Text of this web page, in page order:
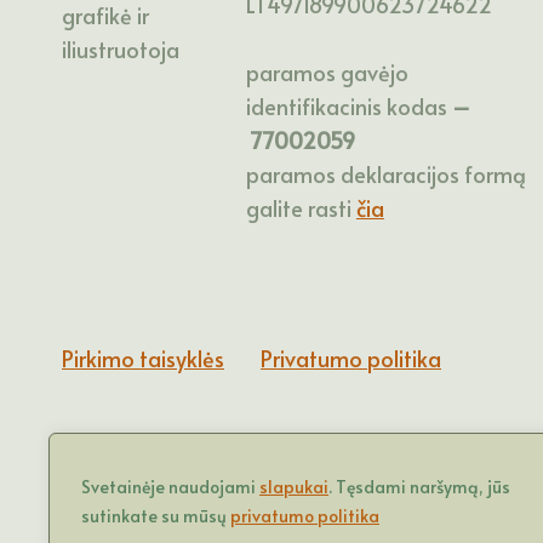
Svetainėje naudojami slapukai. Tęsdami naršymą, jūs
sutinkate su mūsų privatumo politika
grafikė ir
iliustruotoja
paramos gavėjo
identifikacinis kodas –
77002059
paramos deklaracijos formą
galite rasti čia
Pirkimo taisyklės Privatumo politika